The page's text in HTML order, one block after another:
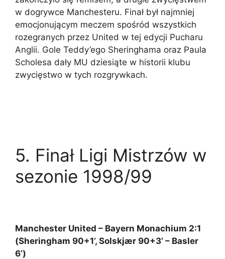
w dogrywce Manchesteru. Finał był najmniej
emocjonującym meczem spośród wszystkich
rozegranych przez United w tej edycji Pucharu
Anglii. Gole Teddy’ego Sheringhama oraz Paula
Scholesa dały MU dziesiąte w historii klubu
zwycięstwo w tych rozgrywkach.
5. Finał Ligi Mistrzów w
sezonie 1998/99
Manchester United – Bayern Monachium 2:1
(Sheringham 90+1’, Solskjær 90+3’ – Basler
6’)